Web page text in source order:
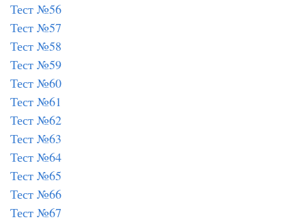
Тест №56
Тест №57
Тест №58
Тест №59
Тест №60
Тест №61
Тест №62
Тест №63
Тест №64
Тест №65
Тест №66
Тест №67